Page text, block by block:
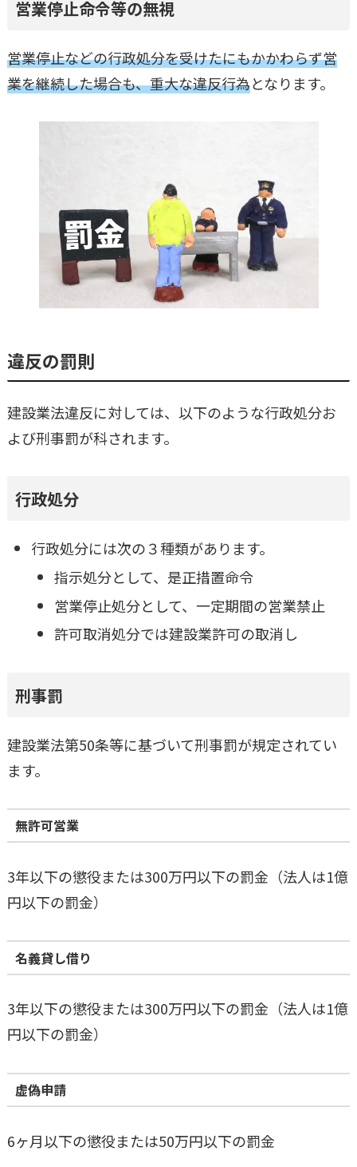
営業停止命令等の無視
営業停止などの行政処分を受けたにもかかわらず営
業を継続した場合も、重大な違反行為となります。
違反の罰則
建設業法違反に対しては、以下のような行政処分お
よび刑事罰が科されます。
行政処分
行政処分には次の３種類があります。
指示処分として、是正措置命令
営業停止処分として、一定期間の営業禁止
許可取消処分では建設業許可の取消し
刑事罰
建設業法第50条等に基づいて刑事罰が規定されてい
ます。
無許可営業
3年以下の懲役または300万円以下の罰金（法人は1億
円以下の罰金）
名義貸し借り
3年以下の懲役または300万円以下の罰金（法人は1億
円以下の罰金）
虚偽申請
6ヶ月以下の懲役または50万円以下の罰金